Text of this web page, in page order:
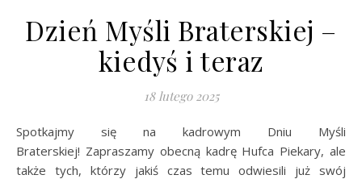
Dzień Myśli Braterskiej –
kiedyś i teraz
18 lutego 2025
Spotkajmy się na kadrowym Dniu Myśli
Braterskiej! Zapraszamy obecną kadrę Hufca Piekary, ale
także tych, którzy jakiś czas temu odwiesili już swój